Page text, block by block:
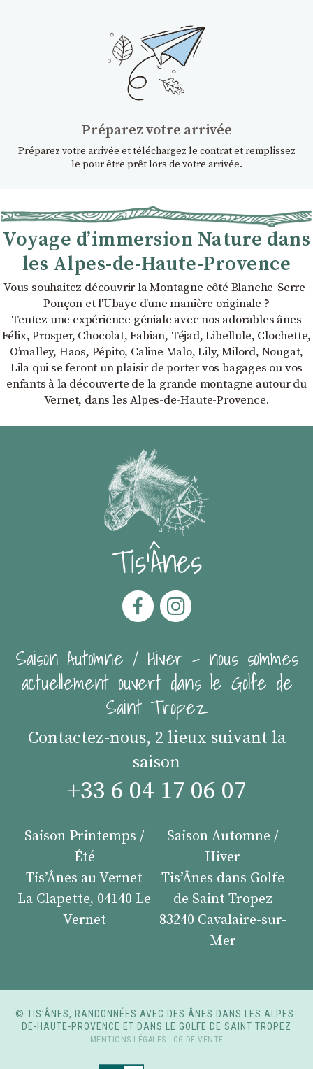
Préparez votre arrivée
Préparez votre arrivée et téléchargez le contrat et remplissez
le pour être prêt lors de votre arrivée.
Voyage d’immersion Nature dans
les Alpes-de-Haute-Provence
Vous souhaitez découvrir la Montagne côté Blanche-Serre-
Ponçon et l'Ubaye dʼune manière originale ?
Tentez une expérience géniale avec nos adorables ânes
Félix, Prosper, Chocolat, Fabian, Téjad, Libellule, Clochette,
Oʼmalley, Haos, Pépito, Caline Malo, Lily, Milord, Nougat,
Lila qui se feront un plaisir de porter vos bagages ou vos
enfants à la découverte de la grande montagne autour du
Vernet, dans les Alpes-de-Haute-Provence.
Tis'Ânes
Saison Automne / Hiver - nous sommes
actuellement ouvert dans le Golfe de
Saint Tropez
Contactez-nous, 2 lieux suivant la
saison
+33 6 04 17 06 07
Saison Printemps /
Été
Tis’Ânes au Vernet
La Clapette, 04140 Le
Vernet
Saison Automne /
Hiver
Tis’Ânes dans Golfe
de Saint Tropez
83240 Cavalaire-sur-
Mer
© TIS’ÂNES, RANDONNÉES AVEC DES ÂNES DANS LES ALPES-
DE-HAUTE-PROVENCE ET DANS LE GOLFE DE SAINT TROPEZ
MENTIONS LÉGALES - CG DE VENTE